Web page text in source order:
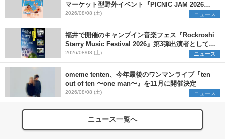
マーケット型野外イベント『PICNIC JAM 2026』
早割チケット発売開始
2026/08/08 (土) ニュース
福井で開催のキャンプイン音楽フェス『Rockroshi
Starry Music Festival 2026』第3弾出演者として
SCOOBIE DO、かりゆし58、Reiを発表
2026/08/08 (土) ニュース
omeme tenten、今年最後のワンマンライブ『ten
out of ten 〜one man〜』を11月に開催決定
2026/08/08 (土) ニュース
ニュース一覧へ